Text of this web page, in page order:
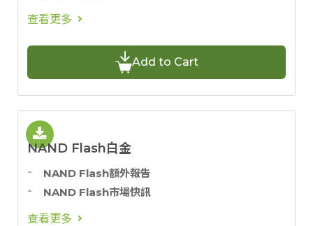
查看更多
Add to Cart
NAND Flash白金
NAND Flash額外報告
NAND Flash市場快訊
查看更多